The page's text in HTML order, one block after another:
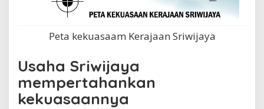
Peta kekuasaam Kerajaan Sriwijaya
Usaha Sriwijaya
mempertahankan
kekuasaannya